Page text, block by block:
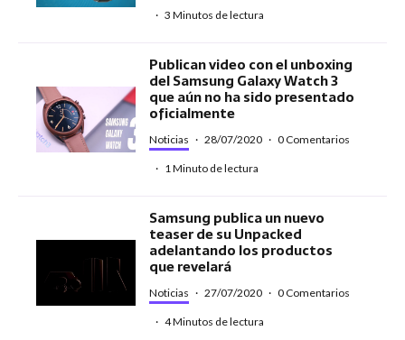
· 3 Minutos de lectura
Publican video con el unboxing
del Samsung Galaxy Watch 3
que aún no ha sido presentado
oficialmente
Noticias · 28/07/2020 · 0 Comentarios
· 1 Minuto de lectura
Samsung publica un nuevo
teaser de su Unpacked
adelantando los productos
que revelará
Noticias · 27/07/2020 · 0 Comentarios
· 4 Minutos de lectura